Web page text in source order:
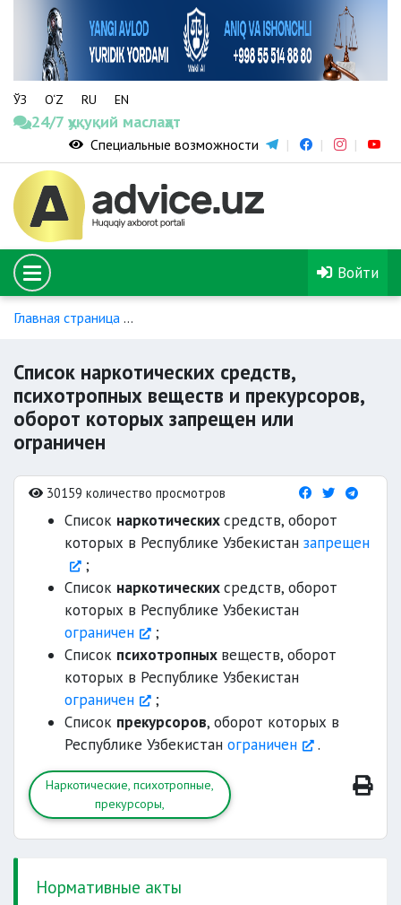
ЎЗ O‘Z RU EN
24/7 ҳуқуқий маслаҳат
Специальные возможности
Войти
Главная страница
Список наркотических средств,
психотропных веществ и прекурсоров,
оборот которых запрещен или
ограничен
30159 количество просмотров
Список наркотическихсредств, оборот
которых в Республике Узбекистан запрещен
;
Список наркотическихсредств, оборот
которых в Республике Узбекистан
ограничен
;
Список психотропных веществ, оборот
которых в Республике Узбекистан
ограничен
;
Список прекурсоров, оборот которых в
Республике Узбекистан ограничен .
Наркотические, психотропные,
прекурсоры,
Нормативные акты